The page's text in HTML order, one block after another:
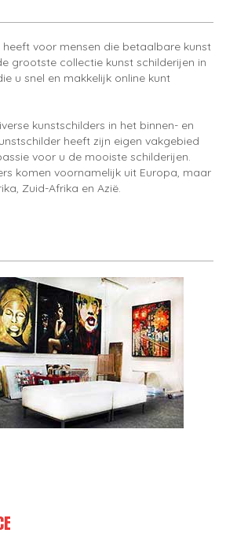
heeft voor mensen die betaalbare kunst
grootste collectie kunst schilderijen in
u snel en makkelijk online kunt
kunstschilders in het binnen- en
heeft zijn eigen vakgebied
voor u de mooiste schilderijen.
komen voornamelijk uit Europa, maar
Zuid-Afrika en Azië.